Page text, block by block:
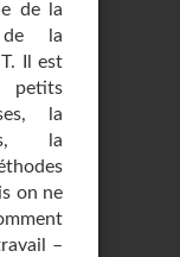
de la
la
Il est
petits
la
la
on ne
–